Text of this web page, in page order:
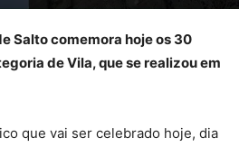
Salto comemora hoje os 30
de Vila, que se realizou em
que vai ser celebrado hoje, dia